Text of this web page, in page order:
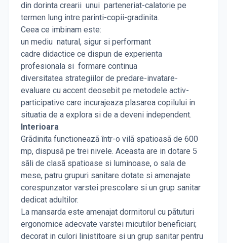
din dorinta crearii unui parteneriat-calatorie pe
termen lung intre parinti-copii-gradinita.
Ceea ce imbinam este:
un mediu natural, sigur si performant
cadre didactice ce dispun de experienta
profesionala si formare continua
diversitatea strategiilor de predare-invatare-
evaluare cu accent deosebit pe metodele activ-
participative care incurajeaza plasarea copilului in
situatia de a explora si de a deveni independent.
Interioara
Grãdinita functioneazã într-o vilã spatioasã de 600
mp, dispusã pe trei nivele. Aceasta are in dotare 5
sãli de clasã spatioase si luminoase, o sala de
mese, patru grupuri sanitare dotate si amenajate
corespunzator varstei prescolare si un grup sanitar
dedicat adultilor.
La mansarda este amenajat dormitorul cu pãtuturi
ergonomice adecvate varstei micutilor beneficiari;
decorat in culori linistitoare si un grup sanitar pentru